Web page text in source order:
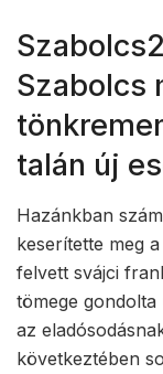
Szabolcs
talán új
Hazánkban
keserítette meg
felvett svájci
tömege
az
következtében